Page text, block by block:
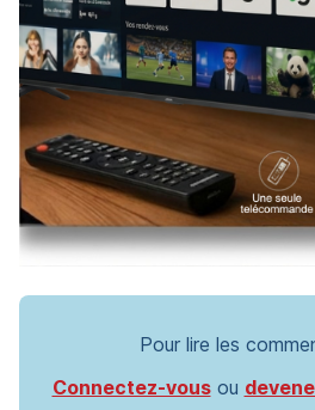
Pour lire les
Connectez-vousou